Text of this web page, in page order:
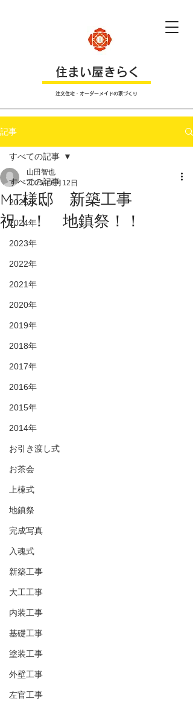
​住まい屋きらく
注文住宅・オーダーメイドの家づくり
記事
すべての記事
2025年
2024年
2023年
2022年
2021年
2020年
2019年
2018年
2017年
2016年
2015年
2014年
お引き渡し式
お茶会
上棟式
地鎮祭
完成写真
入魂式
新築工事
大工工事
内装工事
基礎工事
塗装工事
外壁工事
左官工事
すべての記事
MT様邸 新築工事
祝！！ 地鎮祭！！
山田智也
2015年6月12日